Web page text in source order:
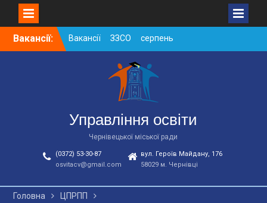
SkipВакансії:
Вакансії ЗЗСО серпень
2026
Вакансії ЗЗСО червень
Вакансії у ЗДО та
дошкільних підрозділах
ЗЗСО станом на
01.08.2026 р.
Управління освіти
Чернівецької міської ради
(0372) 53-30-87
osvitacv@gmail.com
вул. Героїв Майдану, 176
58029 м. Чернівці
Головна
ЦПРПП